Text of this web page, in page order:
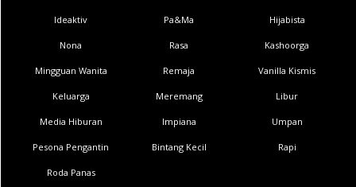
Ideaktiv
Nona
Mingguan Wanita
Keluarga
Media Hiburan
Pesona Pengantin
Roda Panas
Pa&Ma
Rasa
Remaja
Meremang
Impiana
Bintang Kecil
Hijabista
Kashoorga
Vanilla Kismis
Libur
Umpan
Rapi